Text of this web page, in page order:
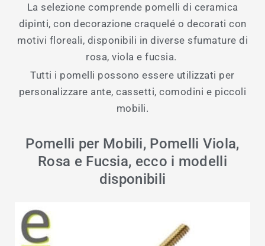
La selezione comprende pomelli di ceramica
dipinti, con decorazione craquelé o decorati con
motivi floreali, disponibili in diverse sfumature di
rosa, viola e fucsia.
Tutti i pomelli possono essere utilizzati per
personalizzare ante, cassetti, comodini e piccoli
mobili.
Pomelli per Mobili, Pomelli Viola,
Rosa e Fucsia, ecco i modelli
disponibili